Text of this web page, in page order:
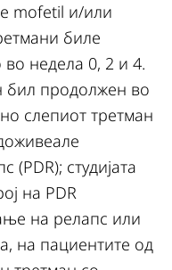
mofetil и/или
биле
недела 0, 2 и 4.
бил продолжен во
слепиот третман
студијата
на PDR
на релапс или
на пациентите од